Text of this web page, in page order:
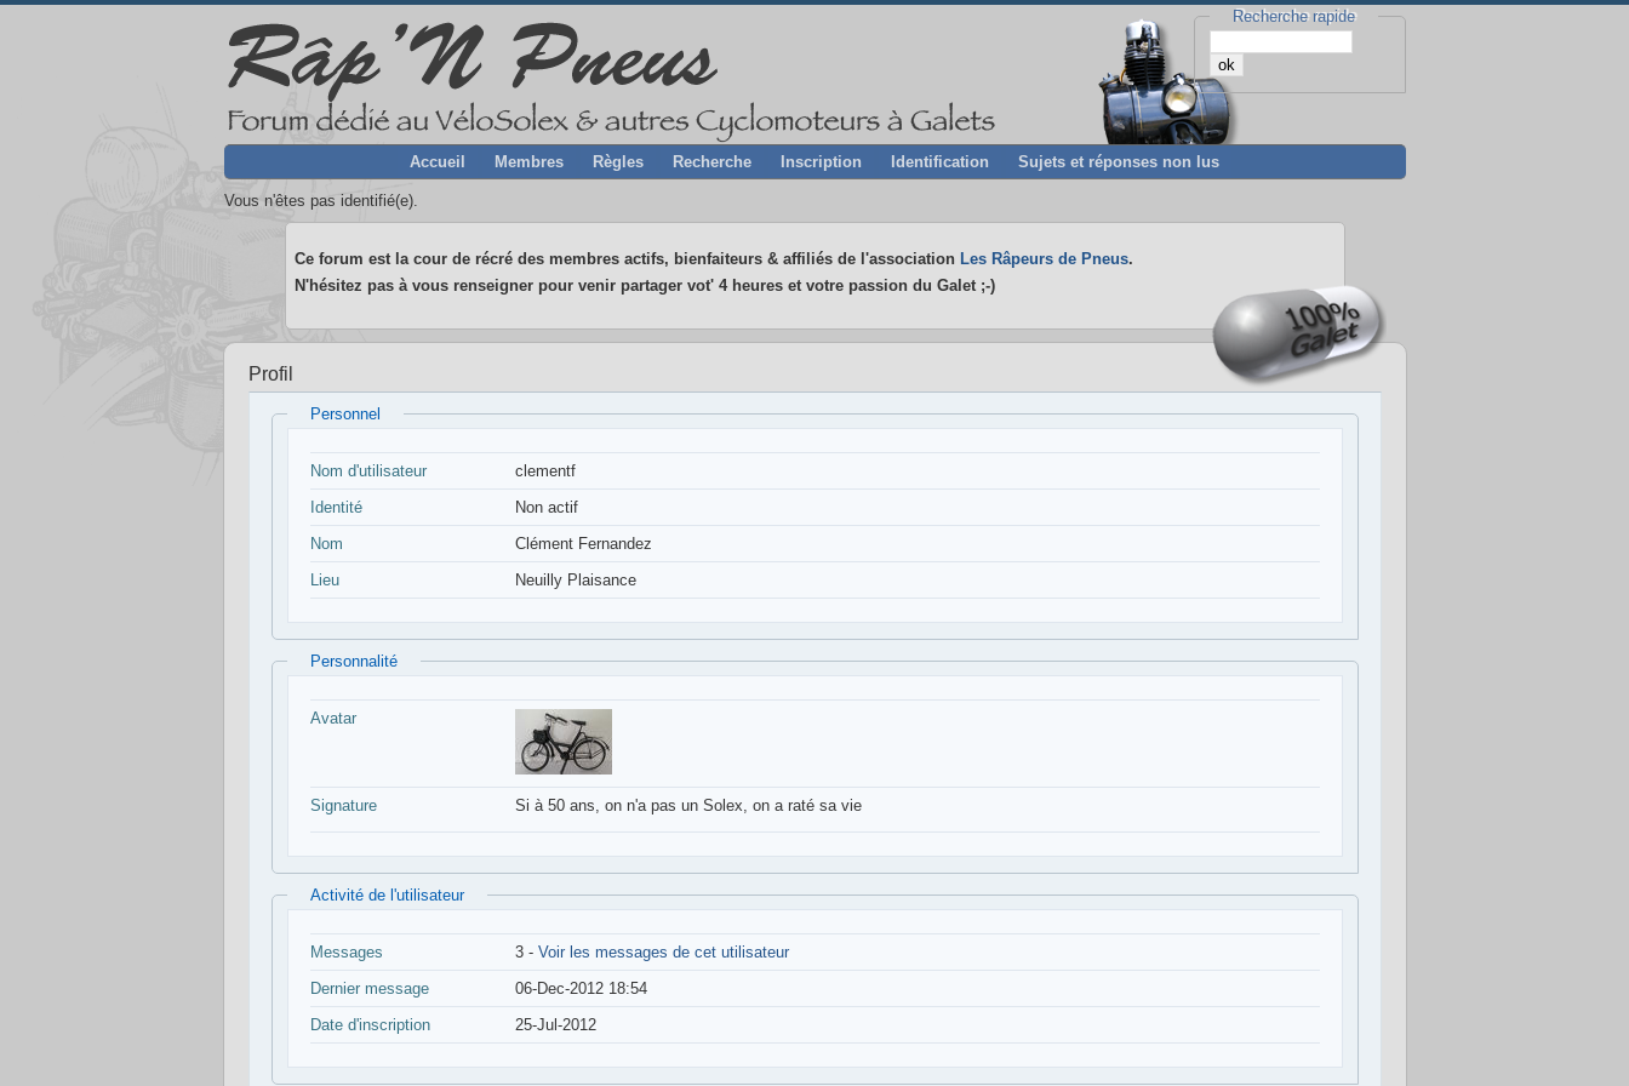
Recherche rapide
Accueil Membres Règles Recherche Inscription Identification Sujets et réponses non lus
Vous n'êtes pas identifié(e).
Ce forum est la cour de récré des membres actifs, bienfaiteurs & affiliés de l'association Les Râpeurs de Pneus.
N'hésitez pas à vous renseigner pour venir partager vot' 4 heures et votre passion du Galet ;-)
Profil
Personnel
Nom d'utilisateur
clementf
Identité
Non actif
Nom
Clément Fernandez
Lieu
Neuilly Plaisance
Personnalité
Avatar
Signature Si à 50 ans, on n'a pas un Solex, on a raté sa vie
Activité de l'utilisateur
Messages 3 - Voir les messages de cet utilisateur
Dernier message
06-Dec-2012 18:54
Date d'inscription
25-Jul-2012